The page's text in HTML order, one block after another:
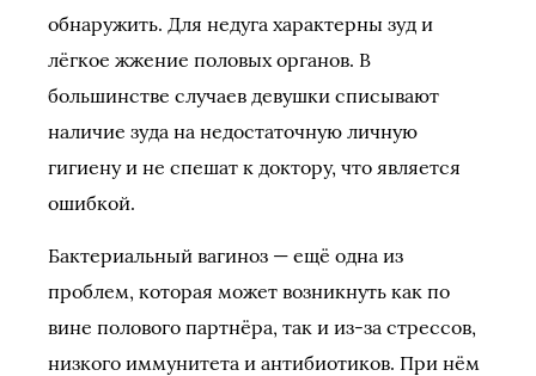
обнаружить. Для недуга характерны зуд и
лёгкое жжение половых органов. В
большинстве случаев девушки списывают
наличие зуда на недостаточную личную
гигиену и не спешат к доктору, что является
ошибкой.
Бактериальный вагиноз — ещё одна из
проблем, которая может возникнуть как по
вине полового партнёра, так и из-за стрессов,
низкого иммунитета и антибиотиков. При нём